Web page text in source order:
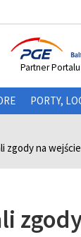
Partner Portalu
PORTY,
zgody na